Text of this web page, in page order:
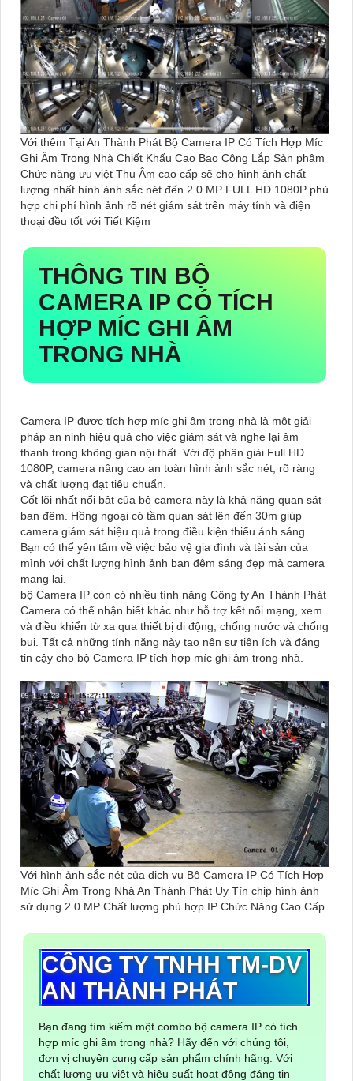
Với thêm Tại An Thành Phát Bộ Camera IP Có Tích Hợp Míc
Ghi Âm Trong Nhà Chiết Khấu Cao Bao Công Lắp Sản phậm
Chức năng ưu việt Thu Âm cao cấp sẽ cho hình ảnh chất
lượng nhất hình ảnh sắc nét đến 2.0 MP FULL HD 1080P phù
hợp chi phí hình ảnh rõ nét giám sát trên máy tính và điện
thoại đều tốt với Tiết Kiệm
THÔNG TIN BỘ
CAMERA IP CÓ TÍCH
HỢP MÍC GHI ÂM
TRONG NHÀ
Camera IP được tích hợp míc ghi âm trong nhà là một giải
pháp an ninh hiệu quả cho việc giám sát và nghe lại âm
thanh trong không gian nội thất. Với độ phân giải Full HD
1080P, camera nâng cao an toàn hình ảnh sắc nét, rõ ràng
và chất lượng đạt tiêu chuẩn.
Cốt lõi nhất nổi bật của bộ camera này là khả năng quan sát
ban đêm. Hồng ngoại có tầm quan sát lên đến 30m giúp
camera giám sát hiệu quả trong điều kiện thiếu ánh sáng.
Bạn có thể yên tâm về việc bảo vệ gia đình và tài sản của
mình với chất lượng hình ảnh ban đêm sáng đẹp mà camera
mang lại.
bộ Camera IP còn có nhiều tính năng Công ty An Thành Phát
Camera có thể nhận biết khác như hỗ trợ kết nối mạng, xem
và điều khiển từ xa qua thiết bị di động, chống nước và chống
bụi. Tất cả những tính năng này tạo nên sự tiện ích và đáng
tin cậy cho bộ Camera IP tích hợp míc ghi âm trong nhà.
Với hình ảnh sắc nét của dịch vụ Bộ Camera IP Có Tích Hợp
Míc Ghi Âm Trong Nhà An Thành Phát Uy Tín chip hình ảnh
sử dụng 2.0 MP Chất lượng phù hợp IP Chức Năng Cao Cấp
CÔNG TY TNHH TM-DV
AN THÀNH PHÁT
Bạn đang tìm kiếm một combo bộ camera IP có tích
hợp míc ghi âm trong nhà? Hãy đến với chúng tôi,
đơn vị chuyên cung cấp sản phẩm chính hãng. Với
chất lượng ưu việt và hiệu suất hoạt động đáng tin